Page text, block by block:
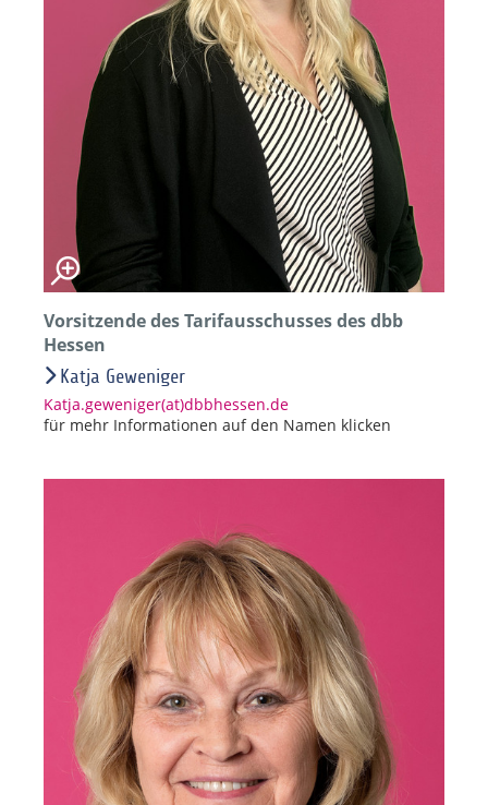
Vorsitzende des Tarifausschusses des dbb
Hessen
Katja Geweniger
Katja.geweniger(at)dbbhessen.de
für mehr Informationen auf den Namen klicken